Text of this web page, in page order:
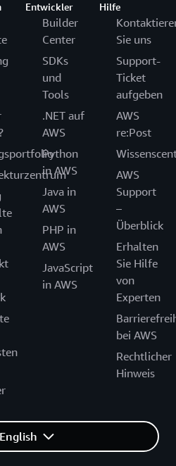
Entwickler
Builder
Center
SDKs
und
Tools
.NET auf
AWS
Python
in AWS
Java in
AWS
PHP in
AWS
JavaScript
in AWS
Hilfe
Sie uns
Support-
Ticket
aufgeben
AWS
re:Post
AWS
Support
–
Überblick
Erhalten
Sie Hilfe
von
Experten
bei AWS
Rechtlicher
Hinweis
English